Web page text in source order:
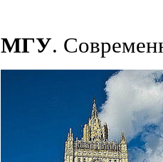
МГУ.